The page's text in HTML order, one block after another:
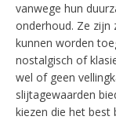
vanwege hun
onderhoud. Ze zijn
kunnen worden
nostalgisch of
wel of geen
slijtagewaarden
kiezen die het best